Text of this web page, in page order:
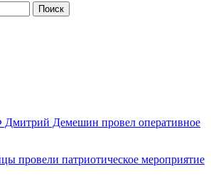
Дмитрий Демешин провел оперативное
провели патриотическое мероприятие